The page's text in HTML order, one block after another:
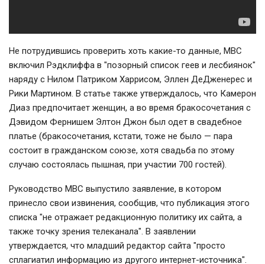
Не потрудившись проверить хоть какие-то данные, MBC
включил Рэдклиффа в "позорный список геев и лесбиянок"
наряду с Нилом Патриком Харрисом, Эллен ДеДженерес и
Рики Мартином. В статье также утверждалось, что Камерон
Диаз предпочитает женщин, а во время бракосочетания с
Дэвидом Фернишем Элтон Джон был одет в свадебное
платье (бракосочетания, кстати, тоже не было — пара
состоит в гражданском союзе, хотя свадьба по этому
случаю состоялась пышная, при участии 700 гостей).
Руководство MBC выпустило заявление, в котором
принесло свои извинения, сообщив, что публикация этого
списка "не отражает редакционную политику их сайта, а
также точку зрения телеканала". В заявлении
утверждается, что младший редактор сайта "просто
сплагиатил информацию из другого интернет-источника".